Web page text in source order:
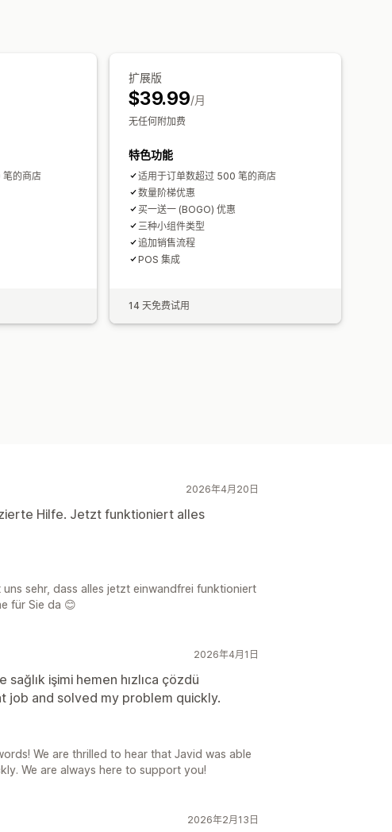
的商店
扩展版
$39.99/月
无任何附加费
特色功能
适用于订单数超过 500 笔的商店
数量阶梯优惠
买一送一 (BOGO) 优惠
三种小组件类型
追加销售流程
POS 集成
14 天免费试用
2026年4月20日
Hilfe. Jetzt funktioniert alles
sehr, dass alles jetzt einwandfrei funktioniert
für Sie da 😊
2026年4月1日
işimi hemen hızlıca çözdü
job and solved my problem quickly.
We are thrilled to hear that Javid was able
We are always here to support you!
2026年2月13日